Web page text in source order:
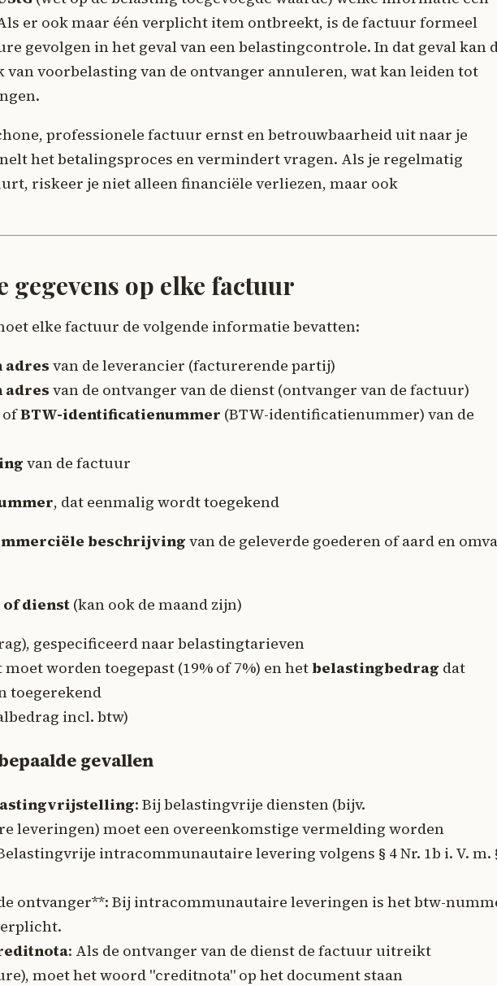
er ook maar één verplicht item ontbreekt, is de factuur formeel
gevolgen in het geval van een belastingcontrole. In dat geval kan
van voorbelasting van de ontvanger annuleren, wat kan leiden tot
professionele factuur ernst en betrouwbaarheid uit naar je
het betalingsproces en vermindert vragen. Als je regelmatig
riskeer je niet alleen financiële verliezen, maar ook
gegevens op elke factuur
elke factuur de volgende informatie bevatten:
adres van de leverancier (facturerende partij)
adres van de ontvanger van de dienst (ontvanger van de factuur)
ofBTW-identificatienummer (BTW-identificatienummer) van de
van de factuur
, dat eenmalig wordt toegekend
beschrijving van de geleverde goederen of aard en
dienst (kan ook de maand zijn)
gespecificeerd naar belastingtarieven
worden toegepast (19% of 7%) en hetbelastingbedrag dat
toegerekend
incl. btw)
gevallen
: Bij belastingvrije diensten (bijv.
leveringen) moet een overeenkomstige vermelding worden
intracommunautaire levering volgens § 4 Nr. 1b i. V. m.
ontvanger**: Bij intracommunautaire leveringen is het btw-
: Als de ontvanger van de dienst de factuur uitreikt
moet het woord "creditnota" op het document staan